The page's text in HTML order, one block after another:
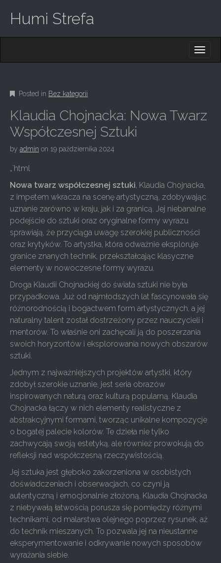
Humi Strefa
M
E
N
U
C
N
T
E
N
T
Posted in Bez kategorii
Klaudia Chojnacka: Nowa Twarz
Współczesnej Sztuki
by admin on 19 października 2024
„`html
Nowa twarz współczesnej sztuki, Klaudia Chojnacka,
z impetem wkracza na scenę artystyczną, zdobywając
uznanie zarówno w kraju, jak i za granicą. Jej niebanalne
podejście do sztuki oraz oryginalne formy wyrazu
sprawiają, że przyciąga uwagę szerokiej publiczności
oraz krytyków. To artystka, która odważnie eksploruje
granice znanych technik, przekształcając klasyczne
elementy w nowoczesne formy wyrazu.
Droga Klaudii Chojnackiej do świata sztuki nie była
przypadkowa. Już od najmłodszych lat fascynowała się
różnorodnością i bogactwem form artystycznych, a jej
naturalny talent został dostrzeżony przez nauczycieli i
mentorów. To właśnie oni zachęcali ją do poszerzania
swoich horyzontów i eksplorowania nowych obszarów
sztuki.
Jednym z najważniejszych projektów artystki, który
zdobył szerokie uznanie, jest seria obrazów
inspirowanych naturą oraz kulturą popularną. Klaudia
Chojnacka łączy w nich elementy realistyczne z
abstrakcyjnymi formami, tworząc unikalne kompozycje
o bogatej palecie kolorów. Te dzieła nie tylko
zachwycają swoją estetyką, ale również prowokują do
refleksji nad współczesną rzeczywistością.
Jej sztuka jest głęboko zakorzeniona w osobistych
doświadczeniach i obserwacjach, co czyni ją
autentyczną i emocjonalnie złożoną. Klaudia Chojnacka
z niebywałą łatwością porusza się pomiędzy różnymi
technikami, od malarstwa olejnego poprzez rysunek, aż
do technik mieszanych. To pozwala jej na nieustanne
eksperymentowanie i odkrywanie nowych sposobów
wyrażania siebie.